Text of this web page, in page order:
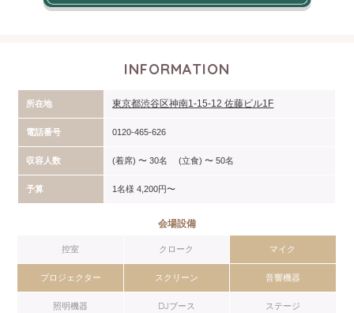
INFORMATION
所在地 東京都渋谷区神南1-15-12 佐藤ビル1F
電話番号 0120-465-626
収容人数 (着席) 〜 30名 (立食) 〜 50名
予算 1名様 4,200円〜
会場設備
控室 クローク マイク
プロジェクター スクリーン 音響機器
照明機器 DJブース ステージ